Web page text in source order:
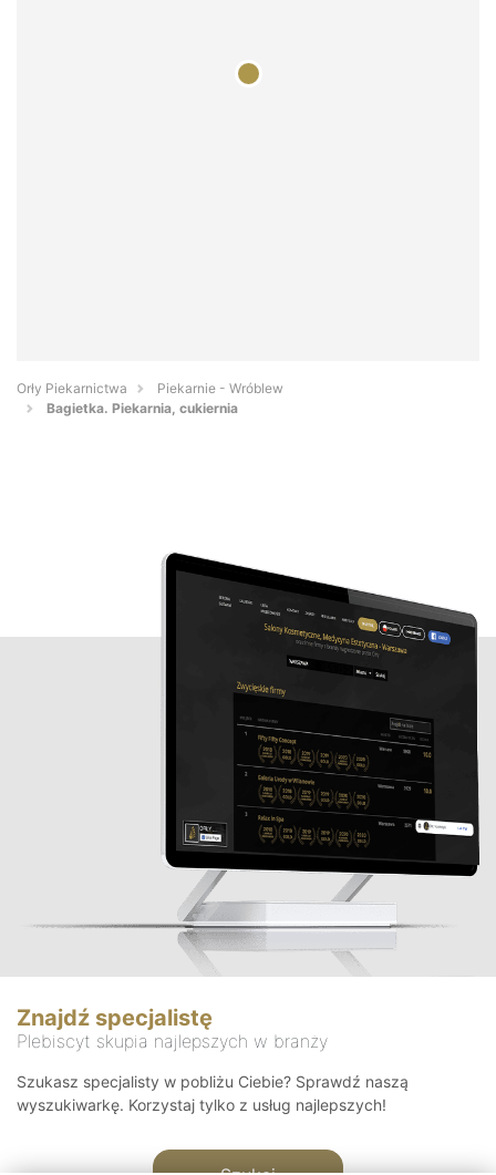
Orły Piekarnictwa
Piekarnie - Wróblew
Bagietka. Piekarnia, cukiernia
Znajdź specjalistę
Plebiscyt skupia najlepszych w branży
Szukasz specjalisty w pobliżu Ciebie? Sprawdź naszą
wyszukiwarkę. Korzystaj tylko z usług najlepszych!